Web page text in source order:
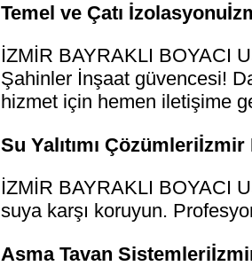
Temel ve Çatı
İZMİR BAYRAKLI BOYACI
Şahinler İnşaat güvencesi!
hizmet için hemen iletişime
Su Yalıtımı Çözümleriİzmir
İZMİR BAYRAKLI BOYACI
suya karşı koruyun.
Asma Tavan